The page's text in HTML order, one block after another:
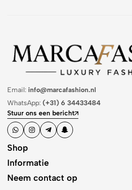
Email: info@marcafashion.nl
WhatsApp: (+31) 6 34433484
Stuur ons een bericht
Shop
Informatie
Neem contact op